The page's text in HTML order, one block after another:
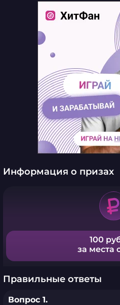
Информация о призах
100
за места
Правильные ответы
Вопрос 1.